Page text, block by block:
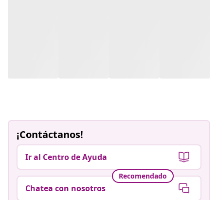
¡Contáctanos!
Ir al Centro de Ayuda
Recomendado
Chatea con nosotros